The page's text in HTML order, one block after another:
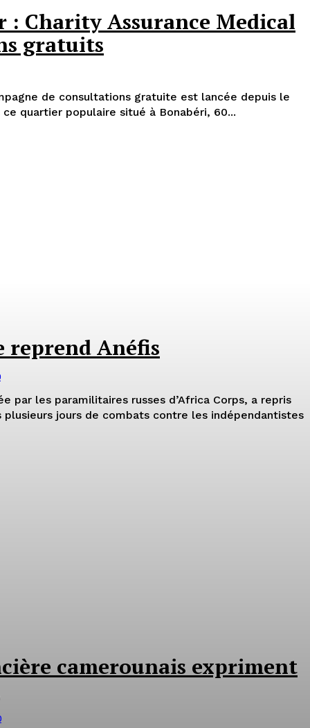
: Charity Assurance Medical
gratuits
de consultations gratuite est lancée depuis le
quartier populaire situé à Bonabéri, 60...
reprend Anéfis
par les paramilitaires russes d’Africa Corps, a repris
plusieurs jours de combats contre les indépendantistes
camerounais expriment